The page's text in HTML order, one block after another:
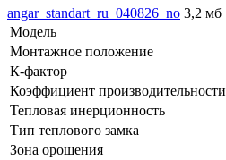
angar_standart_ru_040826_no 3,2 мб
Модель
Монтажное положение
К-фактор
Коэффициент производительности
Тепловая инерционность
Тип теплового замка
Зона орошения